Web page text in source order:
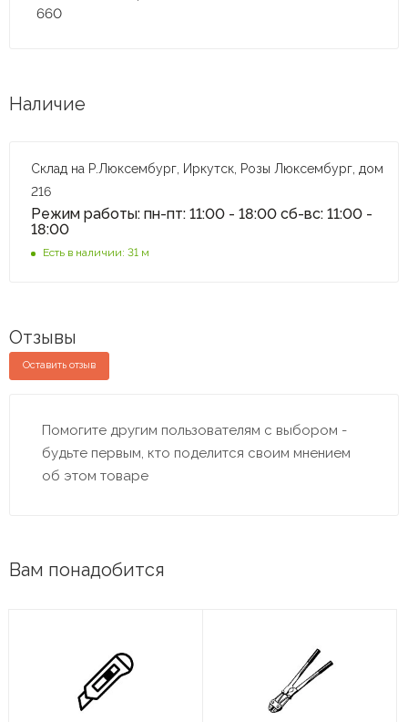
660
Наличие
Склад на Р.Люксембург, Иркутск, Розы Люксембург, дом
216
Режим работы: пн-пт: 11:00 - 18:00 сб-вс: 11:00 -
18:00
Есть в наличии: 31 м
Отзывы
Оставить отзыв
Помогите другим пользователям с выбором -
будьте первым, кто поделится своим мнением
об этом товаре
Вам понадобится